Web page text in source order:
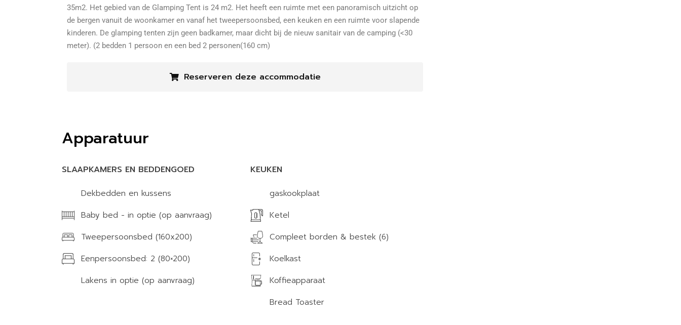
35m2. Het gebied van de Glamping Tent is 24 m2. Het heeft een ruimte met een panoramisch uitzicht op
de bergen vanuit de woonkamer en vanaf het tweepersoonsbed, een keuken en een ruimte voor slapende
kinderen. De glamping tenten zijn geen badkamer, maar dicht bij de nieuw sanitair van de camping (<30
meter). (2 bedden 1 persoon en een bed 2 personen(160 cm)
Reserveren deze accommodatie
Apparatuur
SLAAPKAMERS EN BEDDENGOED
Dekbedden en kussens
Baby bed - in optie (op aanvraag)
Tweepersoonsbed (160x200)
Eenpersoonsbed: 2 (80×200)
Lakens in optie (op aanvraag)
KEUKEN
gaskookplaat
Ketel
Compleet borden & bestek (6)
Koelkast
Koffieapparaat
Bread Toaster